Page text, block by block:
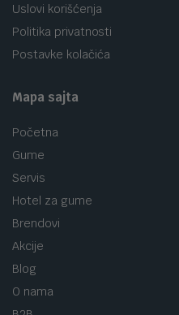
Uslovi korišćenja
Politika privatnosti
Postavke kolačića
Mapa sajta
Početna
Gume
Servis
Hotel za gume
Brendovi
Akcije
Blog
O nama